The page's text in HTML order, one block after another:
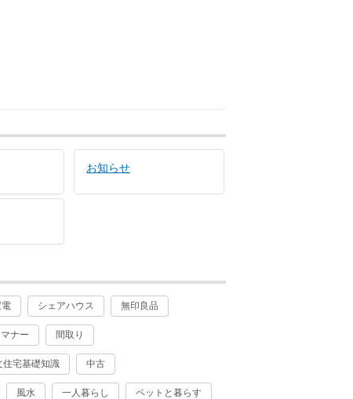
お知らせ
シェアハウス 無印良品
マナー 間取り
住宅基礎知識 中古
風水 一人暮らし ペットと暮らす